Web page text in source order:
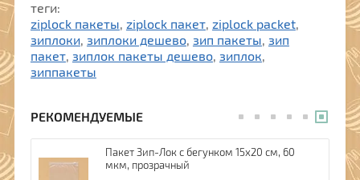
теги:
ziplock пакеты, ziplock пакет, ziplock packet,
зиплоки, зиплоки дешево, зип пакеты, зип
пакет, зиплок пакеты дешево, зиплок,
зиппакеты
РЕКОМЕНДУЕМЫЕ
Пакет Зип-Лок с бегунком 15х20 см, 60
мкм, прозрачный